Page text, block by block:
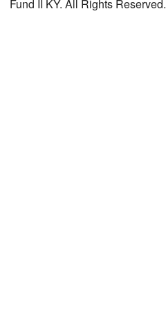
Fund II KY. All Rights Reserved.